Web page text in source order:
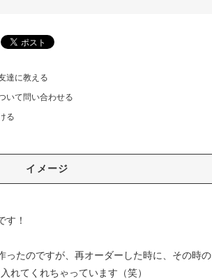
達に教える
いて問い合わせる
る
イメージ
す！
たのですが、再オーダーした時に、その時の
れてくれちゃっています（笑）